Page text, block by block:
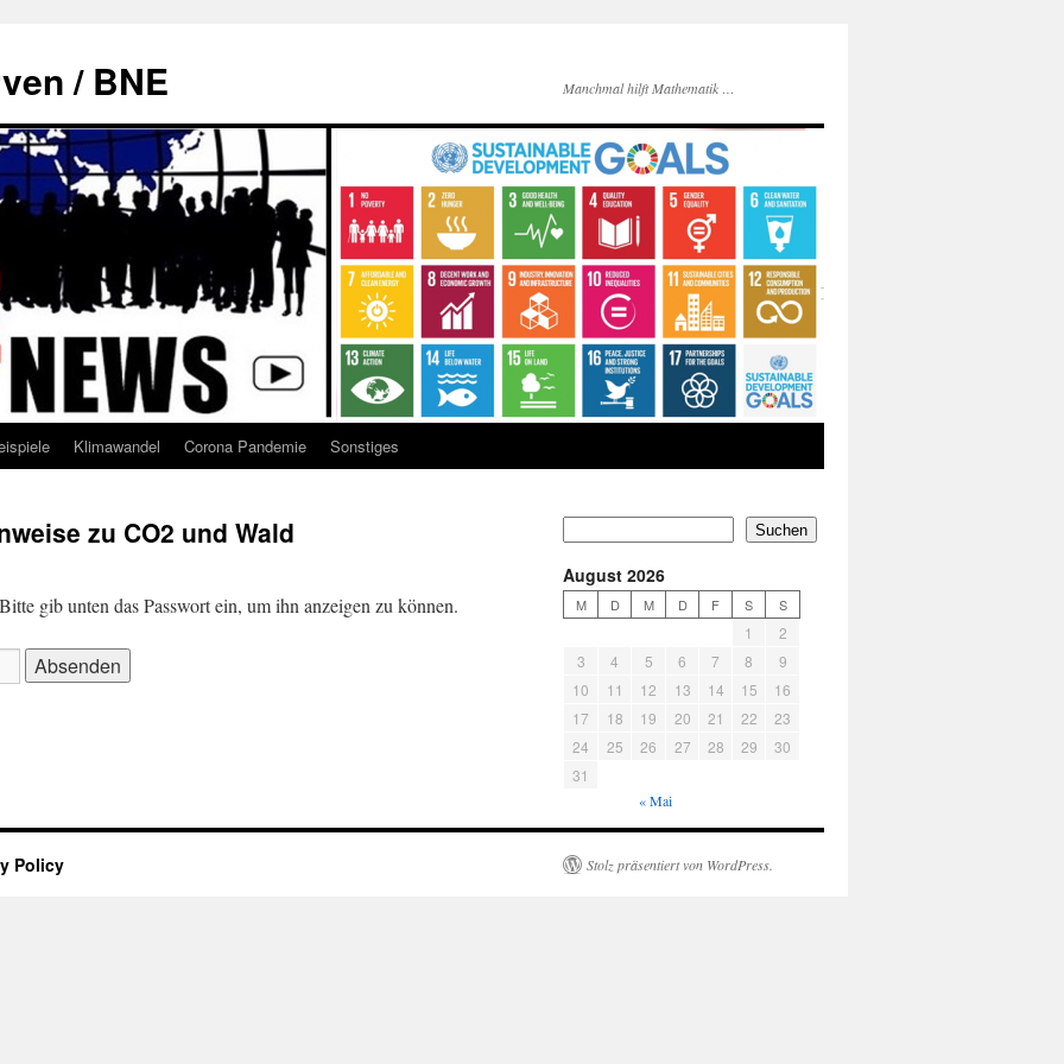
/ BNE Manchmal hilft Mathematik …
Klimawandel Corona Pandemie Sonstiges
zu CO2 und Wald
gib unten das Passwort ein, um ihn anzeigen zu können.
Suchen
August 2026
M D M D F S S
1
2
3
4 5 6 7 8
9
10
11 12 13 14 15
16
17
18 19 20 21 22
23
24
25 26 27 28 29
30
31
« Mai
Policy Stolz präsentiert von WordPress.